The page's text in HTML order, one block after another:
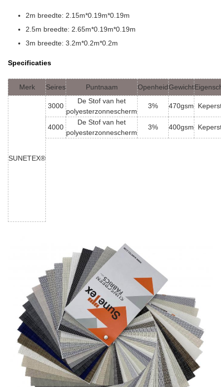
2m breedte: 2.15m*0.19m*0.19m
2.5m breedte: 2.65m*0.19m*0.19m
3m breedte: 3.2m*0.2m*0.2m
Specificaties
Merk Seires Puntnaam OpenheidGewicht
SUNETEX®
3000
De Stof van het
polyesterzonnescherm
3% 470gsm
4000
De Stof van het
polyesterzonnescherm
3% 400gsm